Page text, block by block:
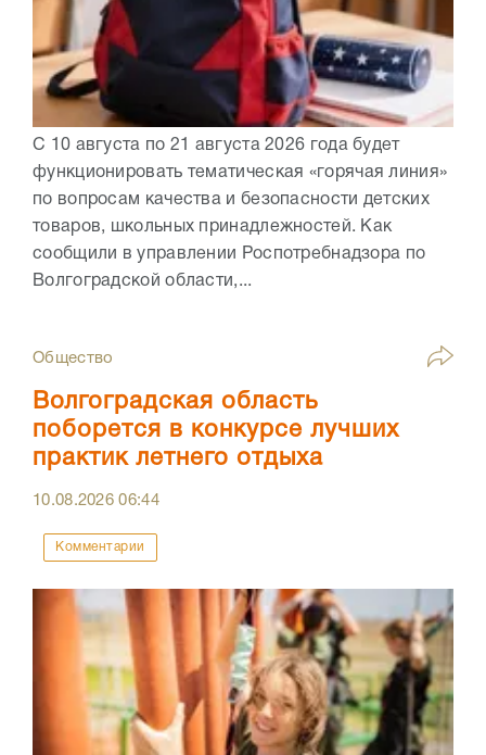
С 10 августа по 21 августа 2026 года будет
функционировать тематическая «горячая линия»
по вопросам качества и безопасности детских
товаров, школьных принадлежностей. Как
сообщили в управлении Роспотребнадзора по
Волгоградской области,...
Общество
Волгоградская область
поборется в конкурсе лучших
практик летнего отдыха
10.08.202606:44
Комментарии